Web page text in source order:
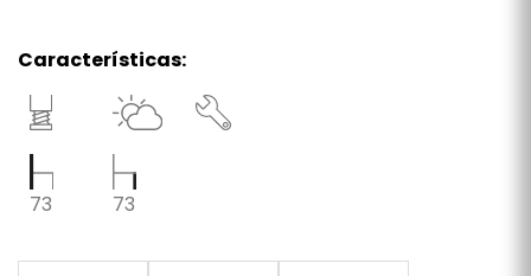
Características:
73 73